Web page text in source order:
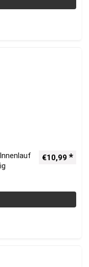
€10,99